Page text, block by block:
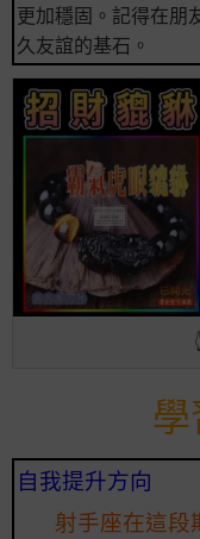
更加穩固。記得在朋
久友誼的基石。
自我提升方向
射手座在這段